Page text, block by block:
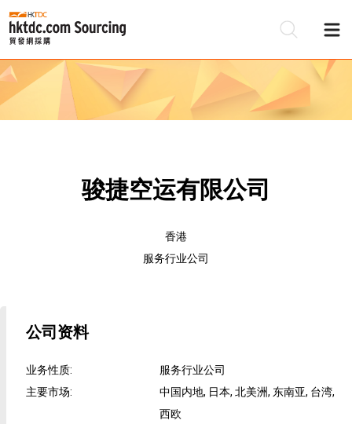
骏捷空运有限公司
香港
服务行业公司
公司资料
业务性质:
服务行业公司
主要市场:
中国内地, 日本, 北美洲, 东南亚, 台湾,
西欧